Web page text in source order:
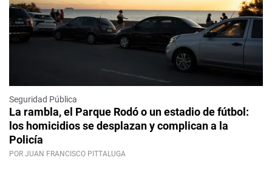
Seguridad Pública
La rambla, el Parque Rodó o un estadio de fútbol:
los homicidios se desplazan y complican a la
Policía
POR JUAN FRANCISCO PITTALUGA